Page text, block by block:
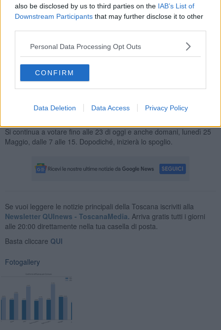
also be disclosed by us to third parties on the IAB’s List of
Downstream Participants that may further disclose it to other
Personal Data Processing Opt Outs
CONFIRM
Data Deletion Data Access Privacy Policy
Si continua a votare fino alle 23 di oggi e anche domani, lunedì 25
Maggio, dalle 7 alle 15. Dopodiché, inizierà lo spoglio.
Se vuoi leggere le notizie principali della Toscana iscriviti alla
Newsletter QUInews - ToscanaMedia. Arriva gratis tutti i giorni
alle 20:00 direttamente nella tua casella di posta.
Basta cliccare QUI
Fotogallery